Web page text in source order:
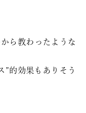
ら教わったような
”的効果もありそう